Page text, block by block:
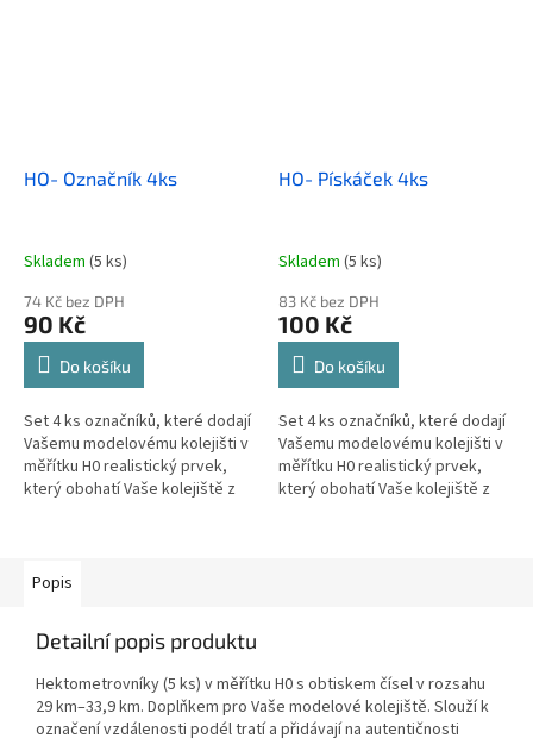
HO- Označník 4ks
Skladem (5 ks)
74 Kč bez DPH
90 Kč
Do košíku
Set 4 ks označníků, které dodají
Vašemu modelovému kolejišti v
měřítku H0 realistický prvek,
který obohatí Vaše kolejiště z
HO- Pískáček 4ks
Skladem (5 ks)
83 Kč bez DPH
100 Kč
Do košíku
Set 4 ks označníků, které dodají
Vašemu modelovému kolejišti v
měřítku H0 realistický prvek,
který obohatí Vaše kolejiště z
Popis
Detailní popis produktu
Hektometrovníky (5 ks) v měřítku H0 s obtiskem čísel v rozsahu
29 km–33,9 km. Doplňkem pro Vaše modelové kolejiště. Slouží k
označení vzdálenosti podél tratí a přidávají na autentičnosti